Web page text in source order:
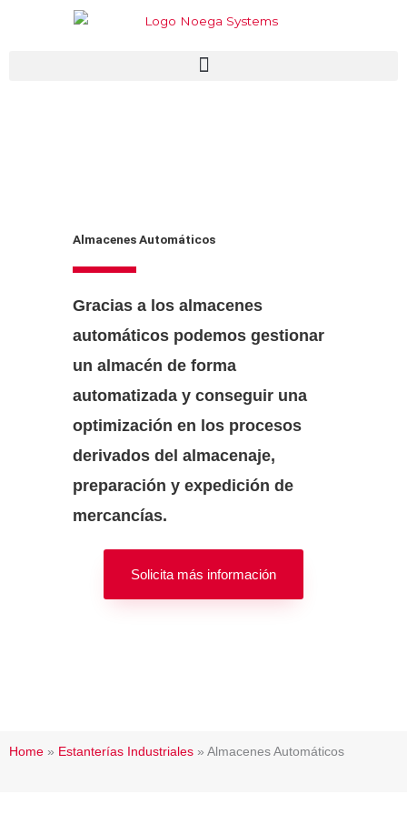
Almacenes Automáticos
Gracias a los almacenes
automáticos podemos gestionar
un almacén de forma
automatizada y conseguir una
optimización en los procesos
derivados del almacenaje,
preparación y expedición de
mercancías.
Solicita más información
Home » Estanterías Industriales » Almacenes Automáticos